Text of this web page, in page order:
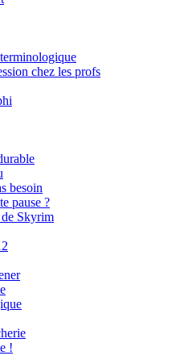
chez les profs
besoin
pause ?
Skyrim
!